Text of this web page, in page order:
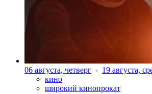
06 августа, четверг - 19 августа,
кино
широкий кинопрокат